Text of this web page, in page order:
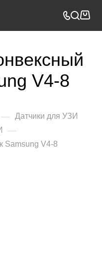
V4-8
— Датчики для УЗИ
—
Samsung V4-8